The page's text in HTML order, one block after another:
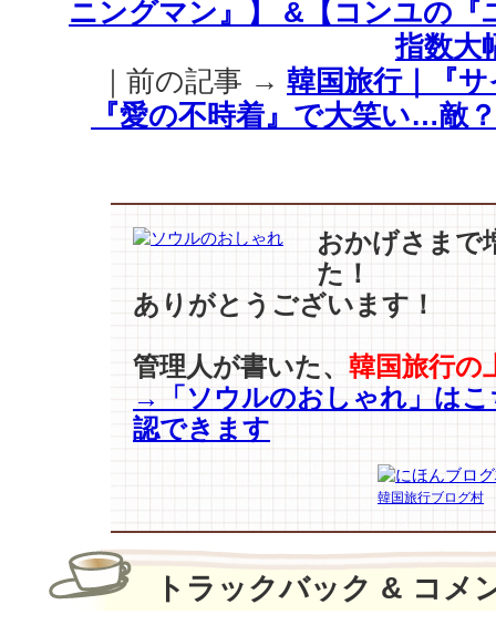
ニングマン』】 &【コンユの『
指数大
｜前の記事 → 韓国旅行｜『
『愛の不時着』で大笑い…敵
おかげさまで
た！
ありがとうございます！
管理人が書いた、 韓国旅行の
→「ソウルのおしゃれ」はこ
認できます
韓国旅行ブログ村
トラックバック & コメ